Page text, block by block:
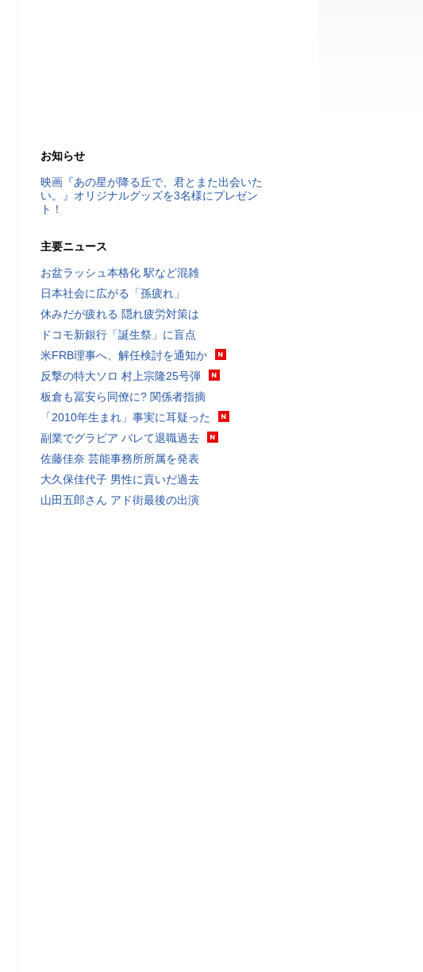
お知らせ
映画『あの星が降る丘で、君とまた出会いた
い。』オリジナルグッズを3名様にプレゼン
ト！
主要ニュース
お盆ラッシュ本格化 駅など混雑
日本社会に広がる「孫疲れ」
休みだが疲れる 隠れ疲労対策は
ドコモ新銀行「誕生祭」に盲点
米FRB理事へ、解任検討を通知か
反撃の特大ソロ 村上宗隆25号弾
板倉も冨安ら同僚に? 関係者指摘
「2010年生まれ」事実に耳疑った
副業でグラビア バレて退職過去
佐藤佳奈 芸能事務所所属を発表
大久保佳代子 男性に貢いだ過去
山田五郎さん アド街最後の出演